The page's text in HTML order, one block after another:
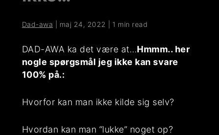
Dad-awa maj 24, 2022 1 min read
DAD-AWA ka det være at…Hmmm.. her
nogle spørgsmål jeg ikke kan svare
100% på.:
Hvorfor kan man ikke kilde sig selv?
Hvordan kan man “lukke” noget op?